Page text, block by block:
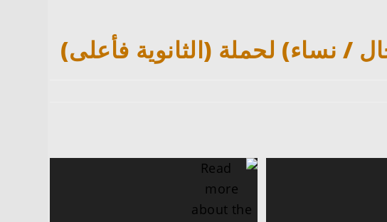
نساء) لحملة (الثانوية فأعلى)